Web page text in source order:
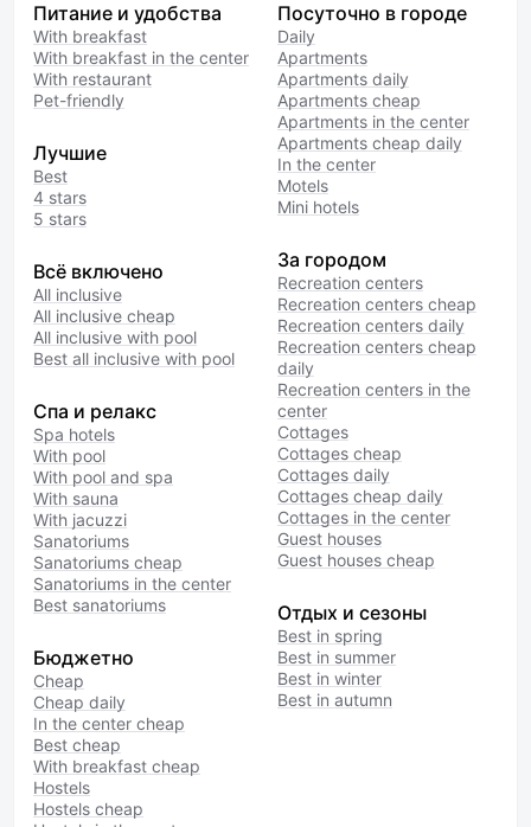
Питание и удобства
With breakfast
With breakfast in the center
With restaurant
Pet-friendly
Лучшие
Best
4 stars
5 stars
Всё включено
All inclusive
All inclusive cheap
All inclusive with pool
Best all inclusive with pool
Спа и релакс
Spa hotels
With pool
With pool and spa
With sauna
With jacuzzi
Sanatoriums
Sanatoriums cheap
Sanatoriums in the center
Best sanatoriums
Бюджетно
Cheap
Cheap daily
In the center cheap
Best cheap
With breakfast cheap
Hostels
Hostels cheap
Посуточно в городе
Daily
Apartments
Apartments daily
Apartments cheap
Apartments in the center
Apartments cheap daily
In the center
Motels
Mini hotels
За городом
Recreation centers
Recreation centers cheap
Recreation centers daily
Recreation centers cheap
daily
Recreation centers in the
center
Cottages
Cottages cheap
Cottages daily
Cottages cheap daily
Cottages in the center
Guest houses
Guest houses cheap
Отдых и сезоны
Best in spring
Best in summer
Best in winter
Best in autumn